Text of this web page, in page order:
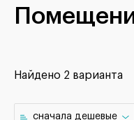
Найдено 2 варианта
cначала дешевые